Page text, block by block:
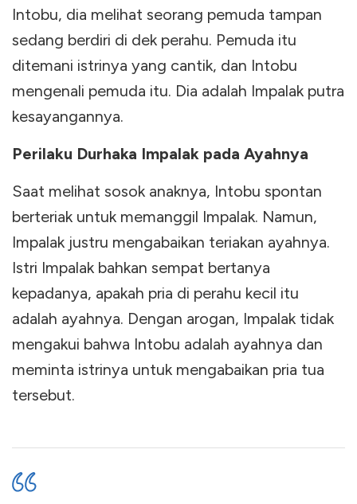
Intobu, dia melihat seorang pemuda tampan
sedang berdiri di dek perahu. Pemuda itu
ditemani istrinya yang cantik, dan Intobu
mengenali pemuda itu. Dia adalah Impalak putra
kesayangannya.
Perilaku Durhaka Impalak pada Ayahnya
Saat melihat sosok anaknya, Intobu spontan
berteriak untuk memanggil Impalak. Namun,
Impalak justru mengabaikan teriakan ayahnya.
Istri Impalak bahkan sempat bertanya
kepadanya, apakah pria di perahu kecil itu
adalah ayahnya. Dengan arogan, Impalak tidak
mengakui bahwa Intobu adalah ayahnya dan
meminta istrinya untuk mengabaikan pria tua
tersebut.